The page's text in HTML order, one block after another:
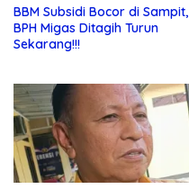
BBM Subsidi Bocor di Sampit,
BPH Migas Ditagih Turun
Sekarang!!!